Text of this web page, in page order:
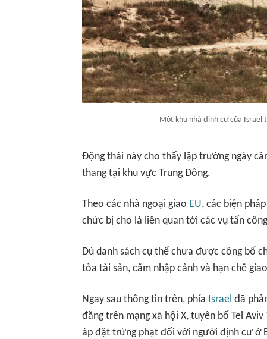
Một khu nhà định cư của Israel
Động thái này cho thấy lập trường ngày
thang tại khu vực Trung Đông.
Theo các nhà ngoại giao EU, các biện
chức bị cho là liên quan tới các vụ tấn
Dù danh sách cụ thể chưa được công bố
tỏa tài sản, cấm nhập cảnh và hạn chế
Ngay sau thông tin trên, phía Israel đã
đăng trên mạng xã hội X, tuyên bố Tel
áp đặt trừng phạt đối với người định cư ở